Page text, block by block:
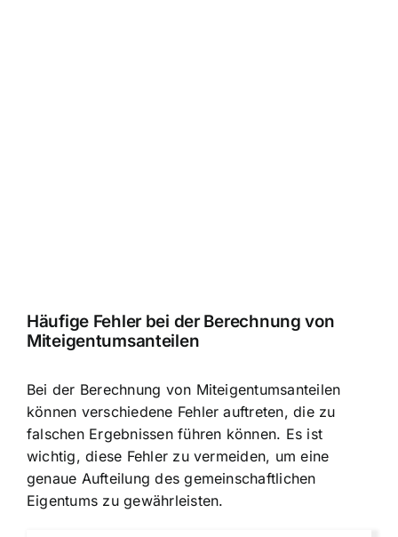
Häufige Fehler bei der Berechnung von
Miteigentumsanteilen
Bei der Berechnung von Miteigentumsanteilen
können verschiedene Fehler auftreten, die zu
falschen Ergebnissen führen können. Es ist
wichtig, diese Fehler zu vermeiden, um eine
genaue Aufteilung des gemeinschaftlichen
Eigentums zu gewährleisten.